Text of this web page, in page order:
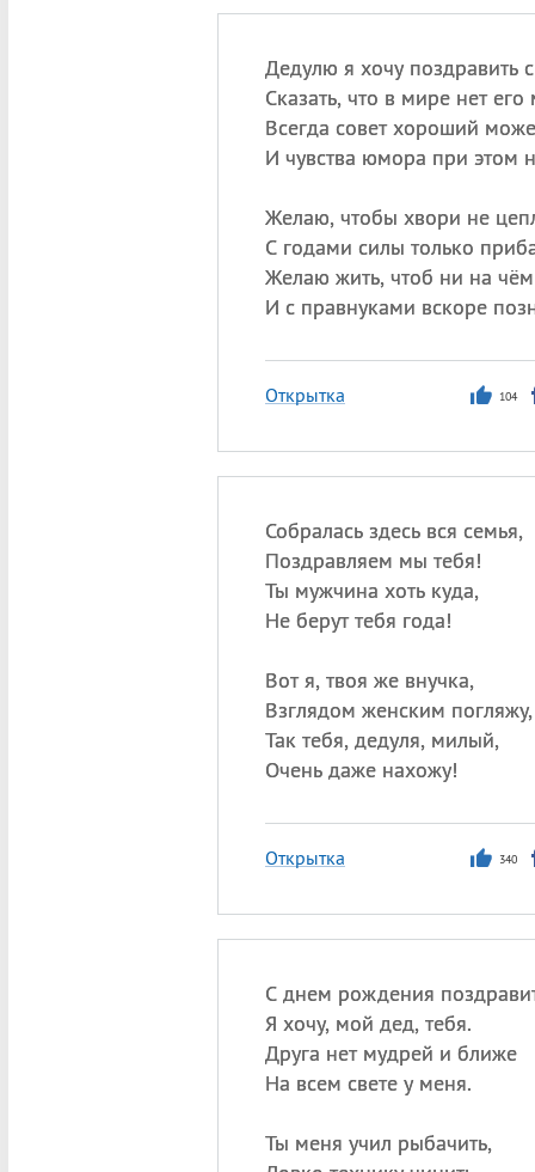
Дедулю я хочу поздравить
Сказать, что в мире нет его
Всегда совет хороший
И чувства юмора при этом
Желаю, чтобы хвори не
С годами силы только
Желаю жить, чтоб ни на
И с правнуками вскоре
Открытка 104
Собралась здесь вся семья,
Поздравляем мы тебя!
Ты мужчина хоть куда,
Не берут тебя года!
Вот я, твоя же внучка,
Взглядом женским погляжу,
Так тебя, дедуля, милый,
Очень даже нахожу!
Открытка 340
С днем рождения
Я хочу, мой дед, тебя.
Друга нет мудрей и ближе
На всем свете у меня.
Ты меня учил рыбачить,